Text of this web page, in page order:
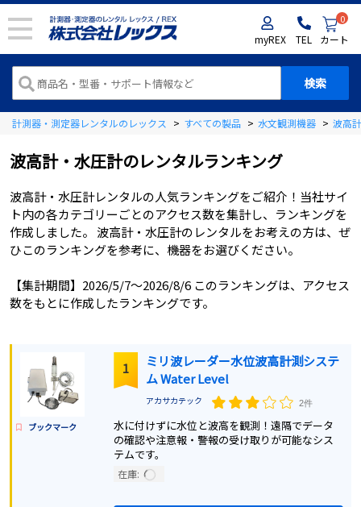
myREX TEL
0
カート
計測器・測定器レンタルのレックス > すべての製品 > 水文観測機器 > 波高
波高計・水圧計のレンタルランキング
波高計・水圧計レンタルの人気ランキングをご紹介！当社サイ
ト内の各カテゴリーごとのアクセス数を集計し、ランキングを
作成しました。 波高計・水圧計のレンタルをお考えの方は、ぜ
ひこのランキングを参考に、機器をお選びください。
【集計期間】 2026/5/7～2026/8/6 このランキングは、アクセス
数をもとに作成したランキングです。
ブックマーク
1
ミリ波レーダー水位波高計測システ
ム Water Level
アカサカテック 2件
水に付けずに水位と波高を観測！遠隔でデータ
の確認や注意報・警報の受け取りが可能なシス
テムです。
在庫: